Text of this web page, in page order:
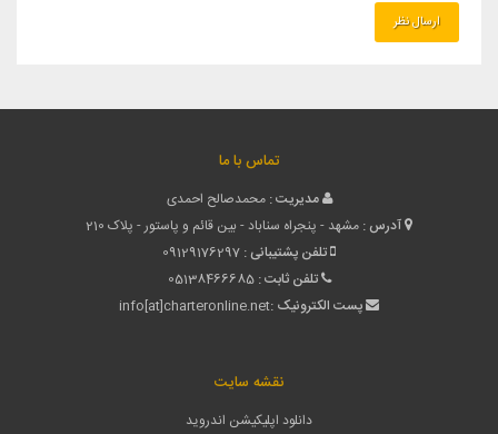
تماس با ما
مدیریت : محمدصالح احمدی
آدرس : مشهد - پنجراه سناباد - بین قائم و پاستور - پلاک 210
تلفن پشتیبانی : 09129176297
تلفن ثابت : 05138466685
پست الکترونیک :info[at]charteronline.net
نقشه سایت
دانلود اپلیکیشن اندروید